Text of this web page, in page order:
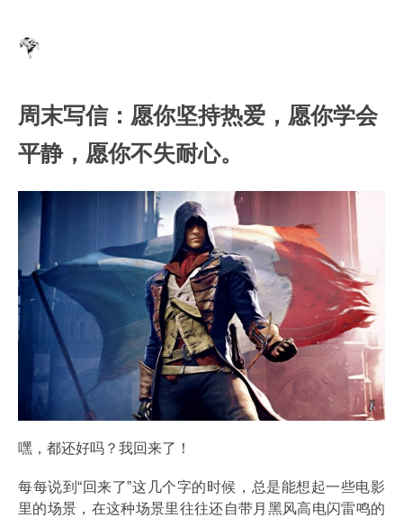
周末写信：愿你坚持热爱，愿你学会
平静，愿你不失耐心。
嘿，都还好吗？我回来了！
每每说到“回来了”这几个字的时候，总是能想起一些电影
里的场景，在这种场景里往往还自带月黑风高电闪雷鸣的